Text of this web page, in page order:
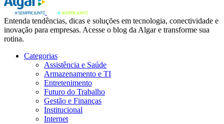
Entenda tendências, dicas e soluções em tecnologia, conectividade e
inovação para empresas. Acesse o blog da Algar e transforme sua
rotina.
Categorias
Assistência e Saúde
Armazenamento e TI
Entretenimento
Futuro do Trabalho
Gestão e Finanças
Institucional
Internet